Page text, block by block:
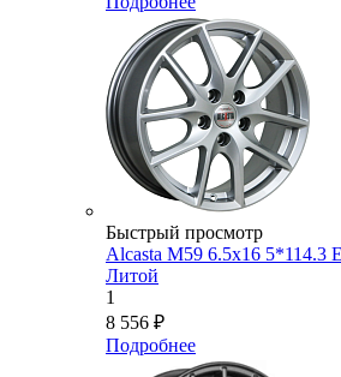
Быстрый просмотр
Alcasta M59 6.5x16 5*114.3
Литой
1
8 556 ₽
Подробнее